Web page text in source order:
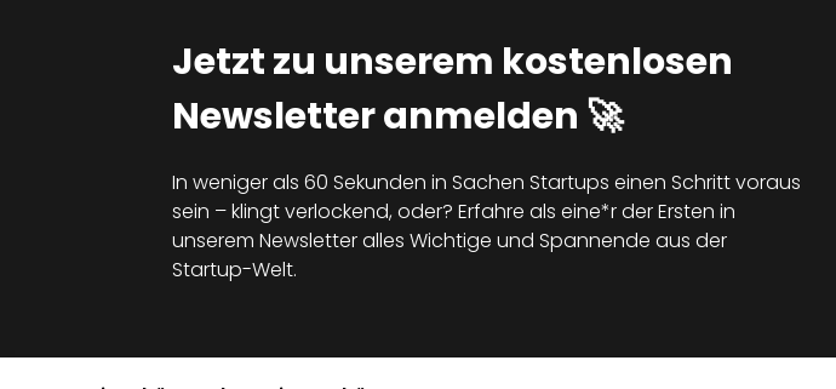
Jetzt zu unserem kostenlosen
Newsletter anmelden 🚀
In weniger als 60 Sekunden in Sachen Startups einen Schritt voraus
sein – klingt verlockend, oder? Erfahre als eine*r der Ersten in
unserem Newsletter alles Wichtige und Spannende aus der
Startup-Welt.